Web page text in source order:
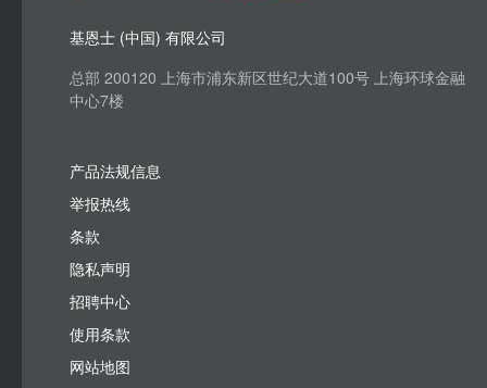
基恩士 (中国) 有限公司
总部 200120 上海市浦东新区世纪大道100号 上海环球金融
中心7楼
产品法规信息
举报热线
条款
隐私声明
招聘中心
使用条款
网站地图